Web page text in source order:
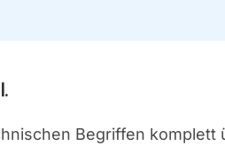
Begrif­fen